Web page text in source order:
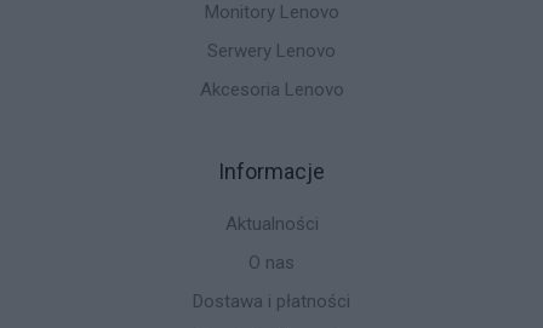
Monitory Lenovo
Serwery Lenovo
Akcesoria Lenovo
Informacje
Aktualności
O nas
Dostawa i płatności